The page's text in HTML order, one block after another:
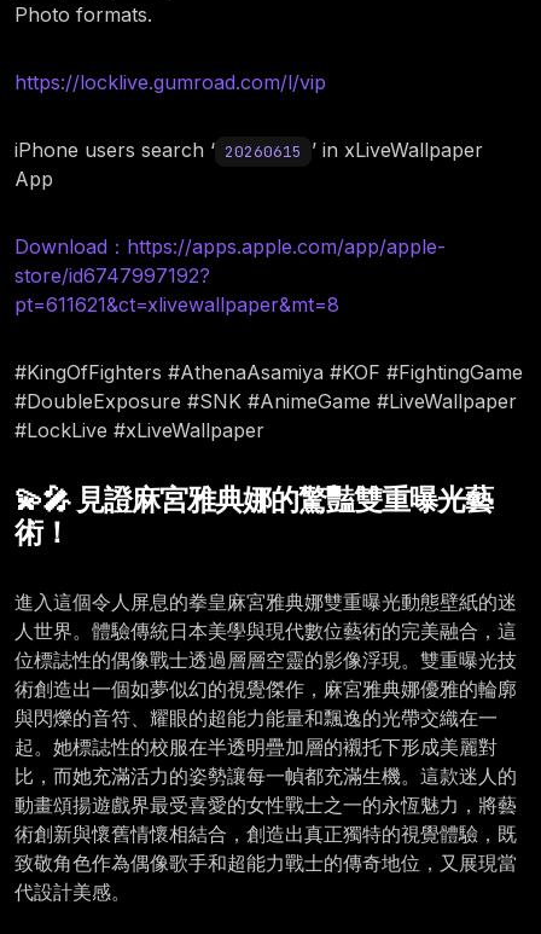
Photo formats.
https://locklive.gumroad.com/l/vip
iPhone users search ‘ 20260615
’ in xLiveWallpaper
App
Download：https://apps.apple.com/app/apple-
store/id6747997192?
pt=611621&ct=xlivewallpaper&mt=8
#KingOfFighters #AthenaAsamiya #KOF #FightingGame
#DoubleExposure #SNK #AnimeGame #LiveWallpaper
#LockLive #xLiveWallpaper
💫🎤 見證麻宮雅典娜的驚豔雙重曝光藝
術！
進入這個令人屏息的拳皇麻宮雅典娜雙重曝光動態壁紙的迷
人世界。體驗傳統日本美學與現代數位藝術的完美融合，這
位標誌性的偶像戰士透過層層空靈的影像浮現。雙重曝光技
術創造出一個如夢似幻的視覺傑作，麻宮雅典娜優雅的輪廓
與閃爍的音符、耀眼的超能力能量和飄逸的光帶交織在一
起。她標誌性的校服在半透明疊加層的襯托下形成美麗對
比，而她充滿活力的姿勢讓每一幀都充滿生機。這款迷人的
動畫頌揚遊戲界最受喜愛的女性戰士之一的永恆魅力，將藝
術創新與懷舊情懷相結合，創造出真正獨特的視覺體驗，既
致敬角色作為偶像歌手和超能力戰士的傳奇地位，又展現當
代設計美感。